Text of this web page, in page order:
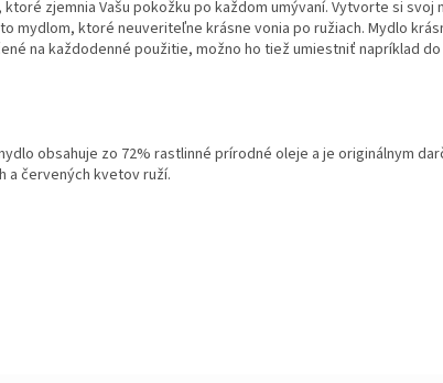
zjemnia Vašu pokožku po každom umývaní. Vytvorte si svoj
mydlom, ktoré neuveriteľne krásne vonia po ružiach. Mydlo
na každodenné použitie, možno ho tiež umiestniť napríklad
obsahuje zo 72% rastlinné prírodné oleje a je originálnym
a červených kvetov ruží.